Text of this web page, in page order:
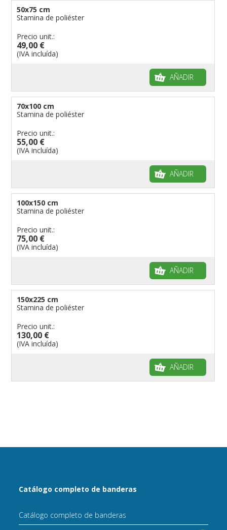
50x75 cm
Stamina de poliéster
Precio unit.:
49,00 €
(IVA incluída)
AÑADIR
70x100 cm
Stamina de poliéster
Precio unit.:
55,00 €
(IVA incluída)
AÑADIR
100x150 cm
Stamina de poliéster
Precio unit.:
75,00 €
(IVA incluída)
AÑADIR
150x225 cm
Stamina de poliéster
Precio unit.:
130,00 €
(IVA incluída)
AÑADIR
Catálogo completo de banderas
Catálogo completo de banderas